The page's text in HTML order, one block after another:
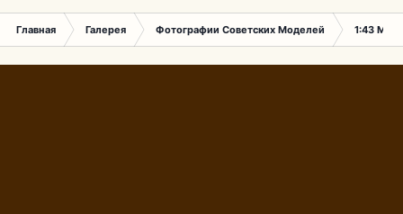
Главная Галерея Фотографии Советских Моделей 1:43